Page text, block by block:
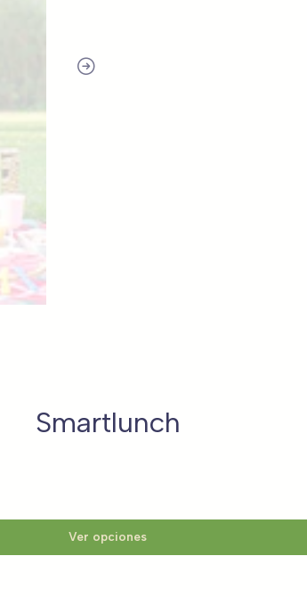
Smartlunch
Ver opciones